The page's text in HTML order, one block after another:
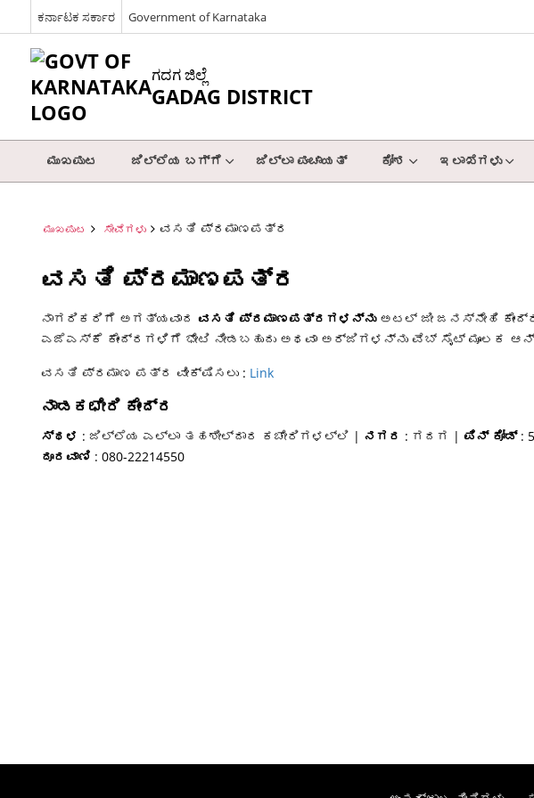
ಕರ್ನಾಟಕ ಸರ್ಕಾರ Government of Karnataka
ಗದಗ ಜಿಲ್ಲೆ
GADAG DISTRICT
ಮುಖಪುಟ ಜಿಲ್ಲೆಯ ಬಗ್ಗೆ ಜಿಲ್ಲಾ ಪಂಚಾಯತ್ ಕೋಶ ಇಲಾಖೆಗಳು
ಮುಖಪುಟ ಸೇವೆಗಳು ವಸತಿ ಪ್ರಮಾಣಪತ್ರ
ವಸತಿ ಪ್ರಮಾಣಪತ್ರ
ನಾಗರಿಕರಿಗೆ ಅಗತ್ಯವಾದವಸತಿ ಪ್ರಮಾಣಪತ್ರಗಳನ್ನುಅಟಲ್ ಜೀ ಜನಸ್ನೇಹಿ
ಎಜೆಎಸ್ಕೆ ಕೇಂದ್ರಗಳಿಗೆ ಭೇಟಿ ನೀಡಬಹುದು ಅಥವಾ ಅರ್ಜಿಗಳನ್ನು ವೆಬ್ ಸೈಟ್ ಮೂಲಕ
ವಸತಿ ಪ್ರಮಾಣ ಪತ್ರ ವೀಕ್ಷಿಸಲು : Link
ನಾಡಕಛೇರಿ ಕೇಂದ್ರ
ಸ್ಥಳ : ಜಿಲ್ಲೆಯ ಎಲ್ಲಾ ತಹಶೀಲ್ದಾರ ಕಚೇರಿಗಳಲ್ಲಿ | ನಗರ : ಗದಗ |ಪಿನ್ ಕೋಡ್:
ದೂರವಾಣಿ : 080-22214550